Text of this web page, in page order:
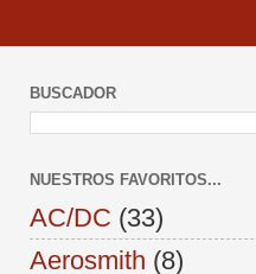
BUSCADOR
NUESTROS FAVORITOS...
AC/DC (33)
Aerosmith (8)